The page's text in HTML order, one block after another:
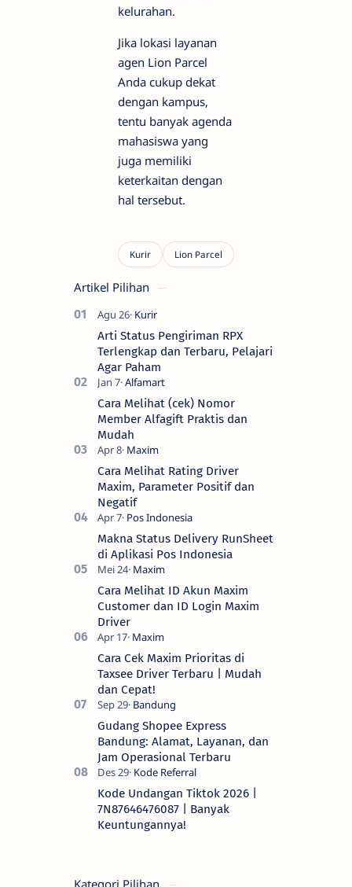
kelurahan.
Jika lokasi layanan
agen Lion Parcel
Anda cukup dekat
dengan kampus,
tentu banyak agenda
mahasiswa yang
juga memiliki
keterkaitan dengan
hal tersebut.
Artikel Pilihan
Arti Status Pengiriman RPX
Terlengkap dan Terbaru, Pelajari
Agar Paham
Cara Melihat (cek) Nomor
Member Alfagift Praktis dan
Mudah
Cara Melihat Rating Driver
Maxim, Parameter Positif dan
Negatif
Makna Status Delivery RunSheet
di Aplikasi Pos Indonesia
Cara Melihat ID Akun Maxim
Customer dan ID Login Maxim
Driver
Cara Cek Maxim Prioritas di
Taxsee Driver Terbaru | Mudah
dan Cepat!
Gudang Shopee Express
Bandung: Alamat, Layanan, dan
Jam Operasional Terbaru
Kode Undangan Tiktok 2026 |
7N87646476087 | Banyak
Keuntungannya!
Kategori Pilihan